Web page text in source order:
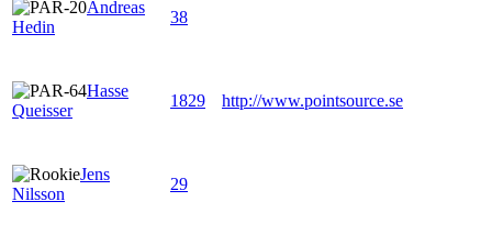
Andreas
Hedin
38
Hasse
Queisser
1829 http://www.pointsource.se
Jens
Nilsson
29